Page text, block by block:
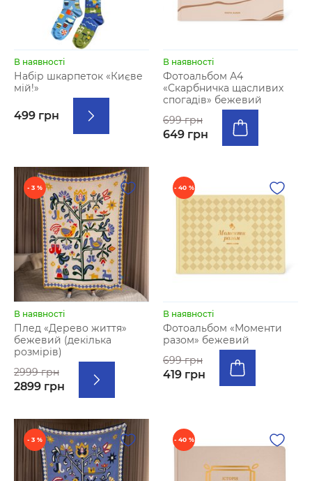
В наявності
Набір шкарпеток «Києве
мій!»
499 грн
В наявності
Фотоальбом А4
«Скарбничка щасливих
спогадів» бежевий
699 грн
649 грн
- 3 %
В наявності
Плед «Дерево життя»
бежевий (декілька
розмірів)
2999 грн
2899 грн
- 40 %
В наявності
Фотоальбом «Моменти
разом» бежевий
699 грн
419 грн
- 3 % - 40 %